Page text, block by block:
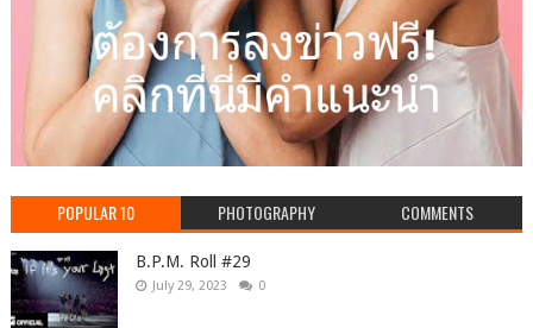
POPULAR 10 PHOTOGRAPHY COMMENTS
B.P.M. Roll #29
July 29, 2023 0